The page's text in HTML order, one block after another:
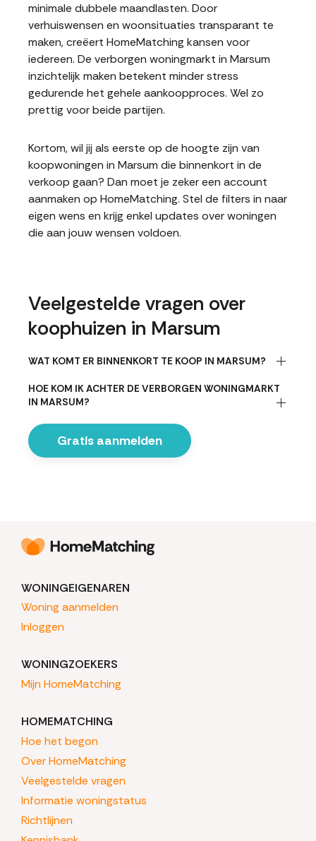
minimale dubbele maandlasten. Door
verhuiswensen en woonsituaties transparant te
maken, creëert HomeMatching kansen voor
iedereen. De verborgen woningmarkt in Marsum
inzichtelijk maken betekent minder stress
gedurende het gehele aankoopproces. Wel zo
prettig voor beide partijen.
Kortom, wil jij als eerste op de hoogte zijn van
koopwoningen in Marsum die binnenkort in de
verkoop gaan? Dan moet je zeker een account
aanmaken op HomeMatching. Stel de filters in naar
eigen wens en krijg enkel updates over woningen
die aan jouw wensen voldoen.
Veelgestelde vragen over
koophuizen in Marsum
WAT KOMT ER BINNENKORT TE KOOP IN MARSUM?
HOE KOM IK ACHTER DE VERBORGEN WONINGMARKT
IN MARSUM?
Gratis aanmelden
WONINGEIGENAREN
Woning aanmelden
Inloggen
WONINGZOEKERS
Mijn HomeMatching
HOMEMATCHING
Hoe het begon
Over HomeMatching
Veelgestelde vragen
Informatie woningstatus
Richtlijnen